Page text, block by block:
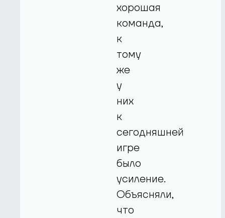
хорошая
команда,
к
тому
же
у
них
к
сегодняшней
игре
было
усиление.
Объясняли,
что